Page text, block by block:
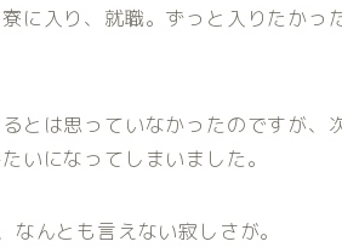
に入り、就職。ずっと入りたかっ
とは思っていなかったのですが、
いになってしまいました。
んとも言えない寂しさが。